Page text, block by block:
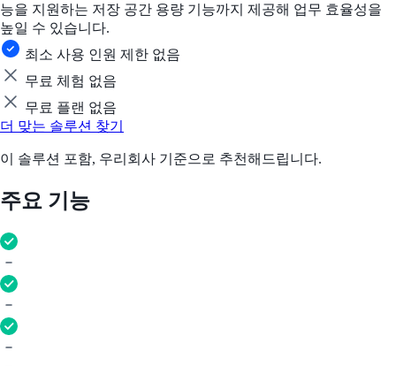
능을 지원하는 저장 공간 용량 기능까지 제공해 업무 효율성을
높일 수 있습니다.
최소 사용 인원 제한 없음
무료 체험 없음
무료 플랜 없음
더 맞는 솔루션 찾기
이 솔루션 포함, 우리회사 기준으로 추천해드립니다.
주요 기능